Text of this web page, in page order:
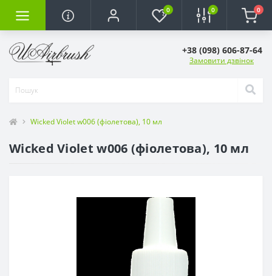
0 0 0
+38 (098) 606-87-64
Замовити дзвінок
Wicked Violet w006 (фіолетова), 10 мл
Wicked Violet w006 (фіолетова), 10 мл